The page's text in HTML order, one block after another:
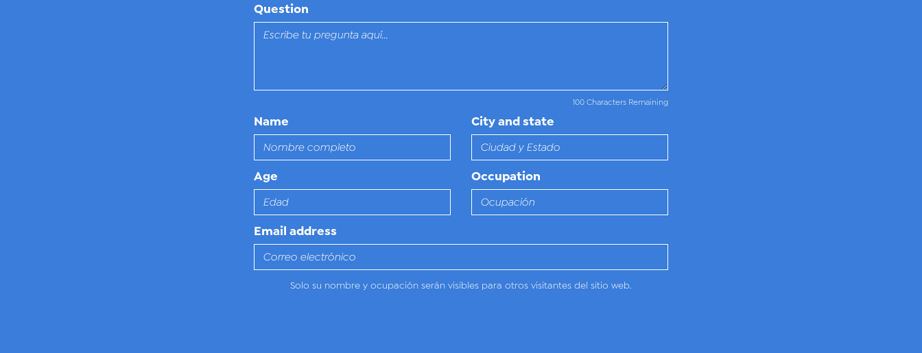
Question
100 Characters Remaining
Name City and state
Age Occupation
Email address
Solo su nombre y ocupación serán visibles para otros visitantes del sitio web.